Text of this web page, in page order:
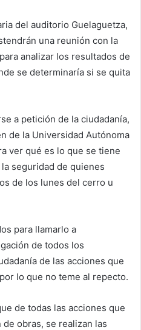
del auditorio Guelaguetza,
una reunión con la
analizar los resultados de
se determinaría si se quita
a petición de la ciudadanía,
de la Universidad Autónoma
ver qué es lo que se tiene
seguridad de quienes
de los lunes del cerro u
para llamarlo a
de todos los
de las acciones que
lo que no teme al repecto.
de todas las acciones que
obras, se realizan las